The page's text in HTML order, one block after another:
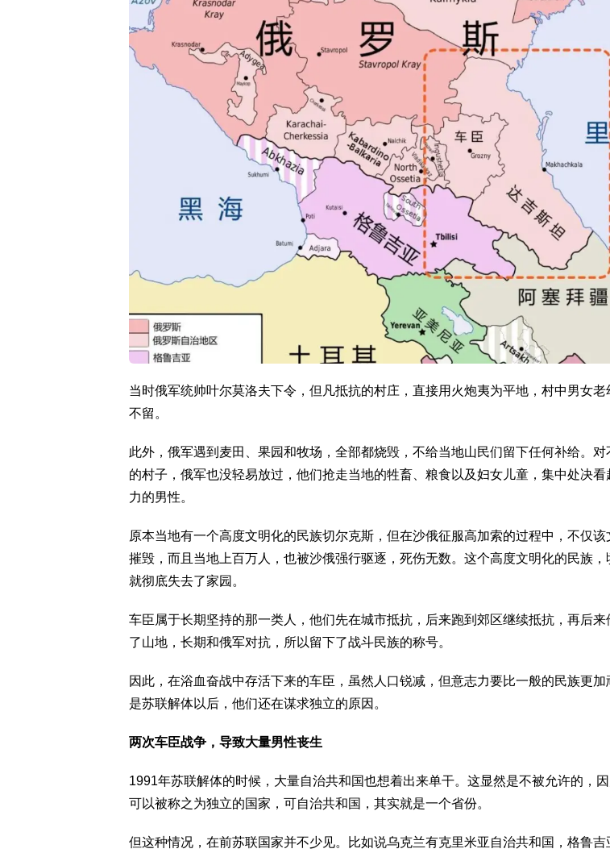
当时俄军统帅叶尔莫洛夫下令，但凡抵抗的村庄，直接用火炮夷为平地，村中男女老
不留。
此外，俄军遇到麦田、果园和牧场，全部都烧毁，不给当地山民们留下任何补给。对
的村子，俄军也没轻易放过，他们抢走当地的牲畜、粮食以及妇女儿童，集中处决看
力的男性。
原本当地有一个高度文明化的民族切尔克斯，但在沙俄征服高加索的过程中，不仅该
摧毁，而且当地上百万人，也被沙俄强行驱逐，死伤无数。这个高度文明化的民族，
就彻底失去了家园。
车臣属于长期坚持的那一类人，他们先在城市抵抗，后来跑到郊区继续抵抗，再后来
了山地，长期和俄军对抗，所以留下了战斗民族的称号。
因此，在浴血奋战中存活下来的车臣，虽然人口锐减，但意志力要比一般的民族更加
是苏联解体以后，他们还在谋求独立的原因。
两次车臣战争，导致大量男性丧生
1991年苏联解体的时候，大量自治共和国也想着出来单干。这显然是不被允许的，
可以被称之为独立的国家，可自治共和国，其实就是一个省份。
但这种情况，在前苏联国家并不少见。比如说乌克兰有克里米亚自治共和国，格鲁吉